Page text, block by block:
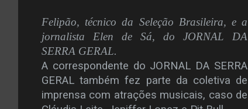
Felipão, técnico da Seleção Brasileira, e a
jornalista Elen de Sá, do JORNAL DA
SERRA GERAL.
A correspondente do JORNAL DA SERRA
GERAL também fez parte da coletiva de
imprensa com atrações musicais, caso de